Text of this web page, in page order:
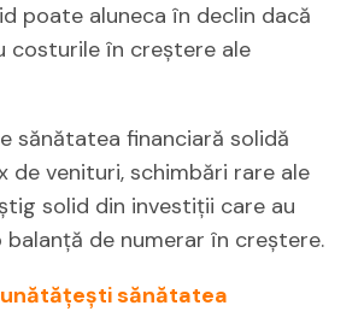
poate aluneca în declin dacă
costurile în creștere ale
sănătatea financiară solidă
de venituri, schimbări rare ale
solid din investiții care au
de numerar în creștere.
sănătatea